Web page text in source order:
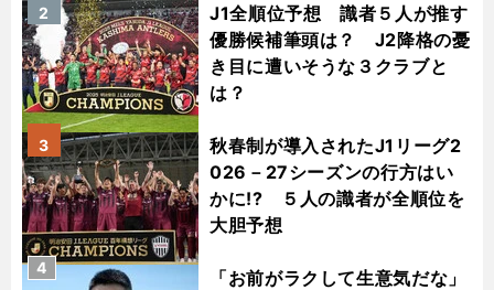
J1全順位予想 識者５人が推す
優勝候補筆頭は？ J2降格の憂
き目に遭いそうな３クラブと
は？
2
秋春制が導入されたJ1リーグ2
026－27シーズンの行方はい
かに!? ５人の識者が全順位を
大胆予想
3
「お前がラクして生意気だな」
4